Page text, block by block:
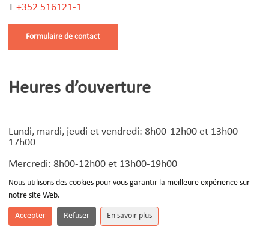
Nous utilisons des cookies pour vous garantir la meilleure expérience sur
notre site Web.
Accepter Refuser En savoir plus
T +352 516121-1
Formulaire de contact
Heures d’ouverture
Lundi, mardi, jeudi et vendredi: 8h00-12h00 et 13h00-
17h00
Mercredi: 8h00-12h00 et 13h00-19h00
© Copyright2026 | Design byDevoteam Luxembourg